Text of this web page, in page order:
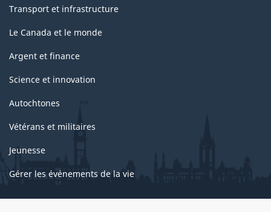
la
classification
Transport et infrastructure
Le Canada et le monde
Argent et finance
Science et innovation
Autochtones
Vétérans et militaires
Jeunesse
Gérer les événements de la vie